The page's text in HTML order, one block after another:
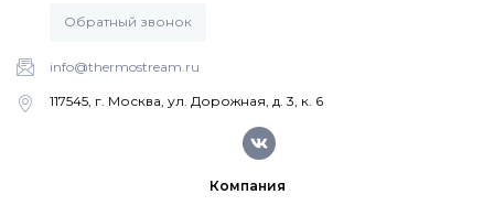
Котлы Ferroli
Промышленное оборудование
Обратный звонок
info@thermostream.ru
117545, г. Москва, ул. Дорожная, д. 3, к. 6
Компания